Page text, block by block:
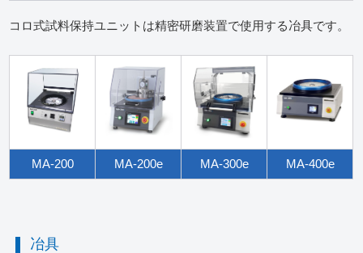
コロ式試料保持ユニットは精密研磨装置で使用する冶具です。
MA-200 MA-200e MA-300e MA-400e
冶具